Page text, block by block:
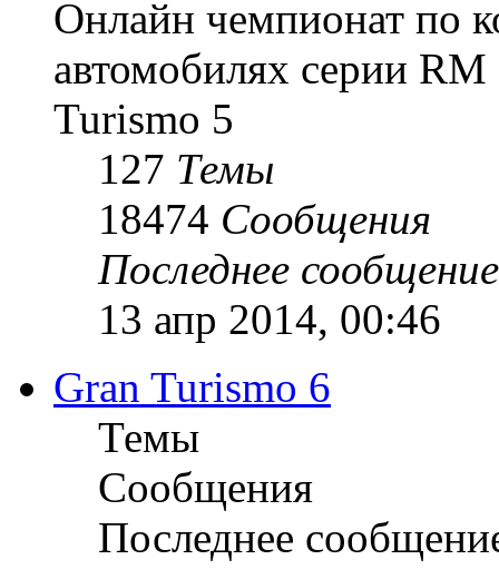
Онлайн чемпионат по
автомобилях серии
Turismo 5
127 Темы
18474 Сообщения
Последнее сообщение
13 апр 2014, 00:46
Gran Turismo 6
Темы
Сообщения
Последнее